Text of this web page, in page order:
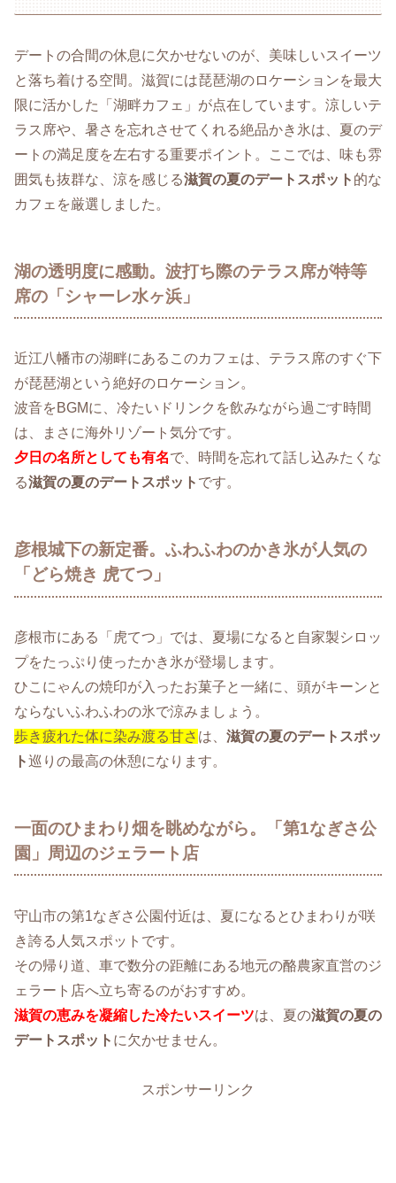
デートの合間の休息に欠かせないのが、美味しいスイーツ
と落ち着ける空間。滋賀には琵琶湖のロケーションを最大
限に活かした「湖畔カフェ」が点在しています。涼しいテ
ラス席や、暑さを忘れさせてくれる絶品かき氷は、夏のデ
ートの満足度を左右する重要ポイント。ここでは、味も雰
囲気も抜群な、涼を感じる滋賀の夏のデートスポット 的な
カフェを厳選しました。
湖の透明度に感動。波打ち際のテラス席が特等
席の「シャーレ水ヶ浜」
近江八幡市の湖畔にあるこのカフェは、テラス席のすぐ下
が琵琶湖という絶好のロケーション。
波音をBGMに、冷たいドリンクを飲みながら過ごす時間
は、まさに海外リゾート気分です。
夕日の名所としても有名で、時間を忘れて話し込みたくな
る滋賀の夏のデートスポット です。
彦根城下の新定番。ふわふわのかき氷が人気の
「どら焼き 虎てつ」
彦根市にある「虎てつ」では、夏場になると自家製シロッ
プをたっぷり使ったかき氷が登場します。
ひこにゃんの焼印が入ったお菓子と一緒に、頭がキーンと
ならないふわふわの氷で涼みましょう。
歩き疲れた体に染み渡る甘さ は、 滋賀の夏のデートスポッ
ト巡りの最高の休憩になります。
一面のひまわり畑を眺めながら。「第1なぎさ公
園」周辺のジェラート店
守山市の第1なぎさ公園付近は、夏になるとひまわりが咲
き誇る人気スポットです。
その帰り道、車で数分の距離にある地元の酪農家直営のジ
ェラート店へ立ち寄るのがおすすめ。
滋賀の恵みを凝縮した冷たいスイーツは、夏の滋賀の夏の
デートスポット に欠かせません。
スポンサーリンク